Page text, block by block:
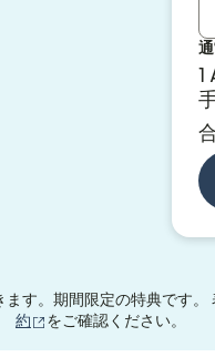
1
す。期間限定の特典です
約
（別ウィンドウで開きま
をご確認ください。